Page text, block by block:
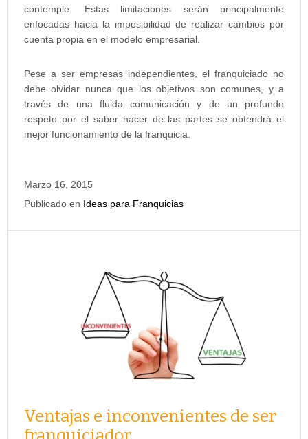
contemple. Estas limitaciones serán principalmente
enfocadas hacia la imposibilidad de realizar cambios por
cuenta propia en el modelo empresarial.
Pese a ser empresas independientes, el franquiciado no
debe olvidar nunca que los objetivos son comunes, y a
través de una fluida comunicación y de un profundo
respeto por el saber hacer de las partes se obtendrá el
mejor funcionamiento de la franquicia.
Marzo 16, 2015
Publicado en Ideas para Franquicias
Ventajas e inconvenientes de ser